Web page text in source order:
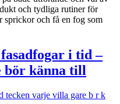
och tydliga rutiner för
sprickor och få en fog som
i tid –
bör känna till